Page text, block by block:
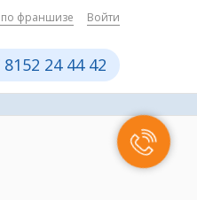
по франшизе Войти
8152 24 44 42